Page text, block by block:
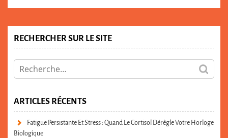
RECHERCHER SUR LE SITE
ARTICLES RÉCENTS
Fatigue Persistante Et Stress : Quand Le Cortisol Dérègle Votre Horloge
Biologique